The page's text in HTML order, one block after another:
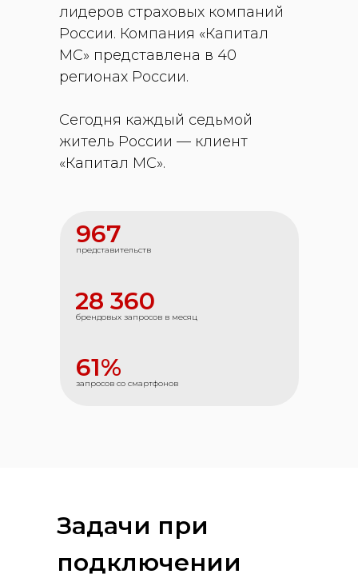
лидеров страховых компаний
России. Компания «Капитал
МС» представлена в 40
регионах России.
Сегодня каждый седьмой
житель России — клиент
«Капитал МС».
967
представительств
28 360
брендовых запросов в месяц
61%
запросов со смартфонов
Задачи при
подключении